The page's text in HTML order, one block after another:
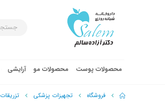
محصولات پوست محصولات مو آرایشی
فروشگاه تجهیزات پزشکی تزریقات